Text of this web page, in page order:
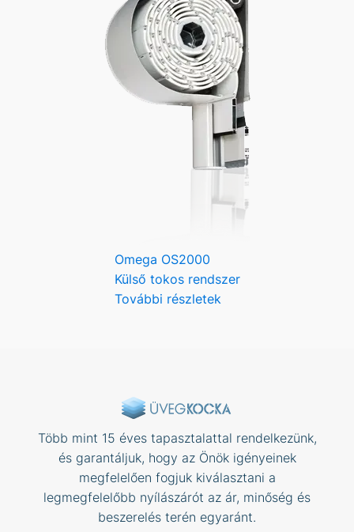
Omega OS2000
Külső tokos rendszer
További részletek
Több mint 15 éves tapasztalattal rendelkezünk,
és garantáljuk, hogy az Önök igényeinek
megfelelően fogjuk kiválasztani a
legmegfelelőbb nyílászárót az ár, minőség és
beszerelés terén egyaránt.